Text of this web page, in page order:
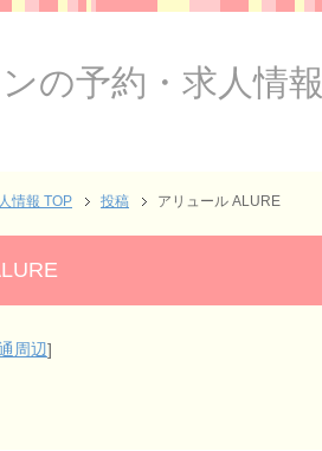
の予約・求人情報
情報 TOP 投稿 アリュール ALURE
周辺]